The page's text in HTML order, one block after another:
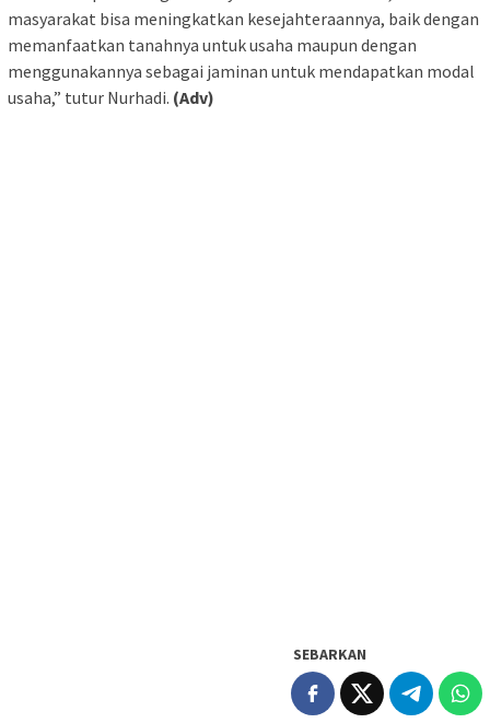
masyarakat bisa meningkatkan kesejahteraannya, baik dengan
memanfaatkan tanahnya untuk usaha maupun dengan
menggunakannya sebagai jaminan untuk mendapatkan modal
usaha,” tutur Nurhadi. (Adv)
SEBARKAN